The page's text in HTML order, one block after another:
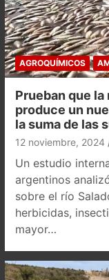
AGROQUÍMICOS
Prueban que
produce un
la suma de las
12 noviembre, 2024
Un estudio
argentinos
sobre el río
herbicidas,
mayor…